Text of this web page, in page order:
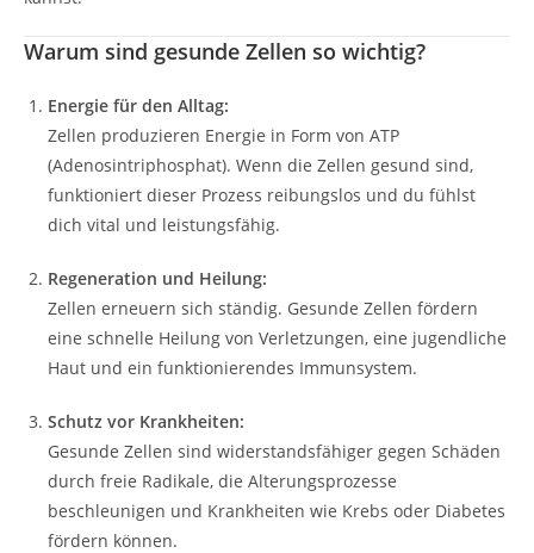
Warum sind gesunde Zellen so wichtig?
Energie für den Alltag:
Zellen produzieren Energie in Form von ATP
(Adenosintriphosphat). Wenn die Zellen gesund sind,
funktioniert dieser Prozess reibungslos und du fühlst
dich vital und leistungsfähig.
Regeneration und Heilung:
Zellen erneuern sich ständig. Gesunde Zellen fördern
eine schnelle Heilung von Verletzungen, eine jugendliche
Haut und ein funktionierendes Immunsystem.
Schutz vor Krankheiten:
Gesunde Zellen sind widerstandsfähiger gegen Schäden
durch freie Radikale, die Alterungsprozesse
beschleunigen und Krankheiten wie Krebs oder Diabetes
fördern können.